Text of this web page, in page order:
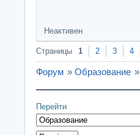
Неактивен
Страницы 1 2 3 4
Форум » Образование »
Перейти